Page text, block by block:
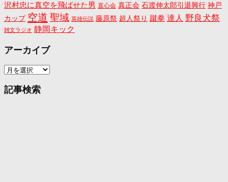
沢村忠に真空を飛ばせた男 直心会 真正会 石渡伸太郎引退興行 神戸
カップ 空道 聖域 英雄伝説 藤原祭 超人祭り 蹴拳 達人 野良犬祭
雑文ラジオ 静岡キック
アーカイブ
ア
カ
記事検索